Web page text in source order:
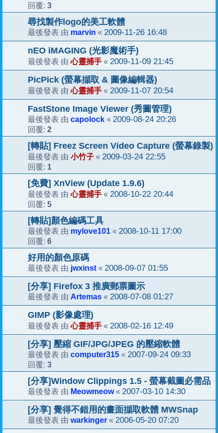
回覆: 3
尋找製作logo的美工軟體
最後發表 由 marvin « 2009-11-26 16:48
nEO iMAGING (光影魔術手)
最後發表 由心靈捕手 « 2009-11-09 21:45
PicPick (螢幕擷取 & 圖像編輯器)
最後發表 由心靈捕手 « 2009-11-07 20:54
FastStone Image Viewer (秀圖管理)
最後發表 由 capolock « 2009-08-24 20:26
回覆: 2
[轉貼] Freez Screen Video Capture (螢幕錄製)
最後發表 由 小竹子 « 2009-03-24 22:55
回覆: 1
[免費] XnView (Update 1.9.6)
最後發表 由心靈捕手 « 2008-10-22 20:44
回覆: 5
[轉貼]顏色編碼工具
最後發表 由 mylove101 « 2008-10-11 17:00
回覆: 6
好用的顏色原碼
最後發表 由 jwxinst « 2008-09-07 01:55
[分享] Firefox 3 推廣郵票圖示
最後發表 由 Artemas « 2008-07-08 01:27
GIMP (影像處理)
最後發表 由心靈捕手 « 2008-02-16 12:49
[分享] 壓縮 GIF/JPG/JPEG 的壓縮軟體
最後發表 由 computer315 « 2007-09-24 09:33
回覆: 3
[分享]Window Clippings 1.5 - 螢幕截圖必需品
最後發表 由 Meowmeow« 2007-03-10 14:30
[分享] 覺得不錯用的畫面擷取軟體 MWSnap
最後發表 由 warkinger « 2006-05-20 07:20